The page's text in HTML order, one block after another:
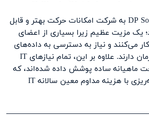
خدمات ابری DP Solutions به شرکت امکانات حرکت بهتر و قابل
یک مزیت عظیم زیرا بسیاری از اعضای
کار می‌کنند و نیاز به دسترسی به داده‌های
خود در هر مکان و زمان دارند. علاوه بر این، تمام نیازهای IT
ماهیانه ساده پوشش داده شده‌اند، که
باعث سهولت برنامه‌ریزی با هزینه مداوم معین سالانه IT